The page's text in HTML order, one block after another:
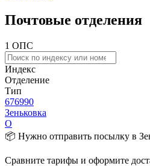
Почтовые отделения
1 ОПС
Индекс
Отделение
Тип
676990
Зеньковка
О
📦 Нужно отправить посылку в
Сравните тарифы и оформите